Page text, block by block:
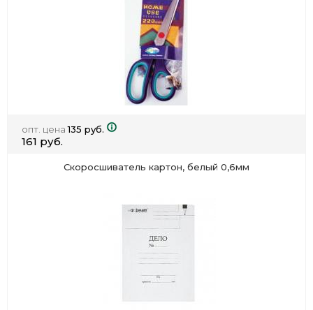
опт. цена135 руб.
161 руб.
Скоросшиватель картон, белый 0,6мм